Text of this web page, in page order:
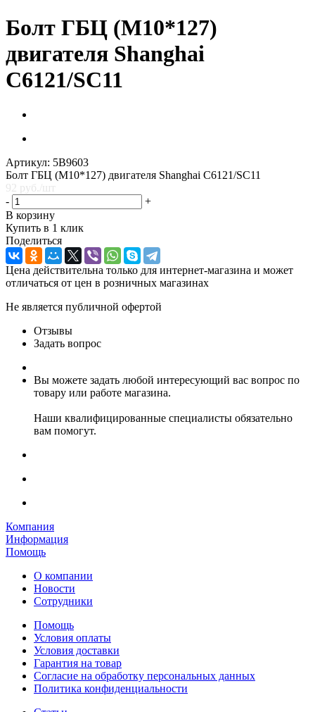
Болт ГБЦ (M10*127)
двигателя Shanghai
C6121/SC11
Артикул: 5B9603
Болт ГБЦ (M10*127) двигателя Shanghai C6121/SC11
92
руб.
/шт
-
+
В корзину
Купить в 1 клик
Поделиться
Цена действительна только для интернет-магазина и может
отличаться от цен в розничных магазинах
Не является публичной офертой
Отзывы
Задать вопрос
Вы можете задать любой интересующий вас вопрос по
товару или работе магазина.
Наши квалифицированные специалисты обязательно
вам помогут.
Компания
Информация
Помощь
О компании
Новости
Сотрудники
Помощь
Условия оплаты
Условия доставки
Гарантия на товар
Согласие на обработку персональных данных
Политика конфиденциальности